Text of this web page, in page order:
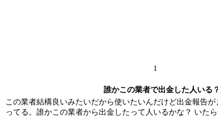
1
誰かこの業者で出金した人いる
この業者結構良いみたいだから使いたいんだけど出金報告
ってる。誰かこの業者から出金したって人いるかな？ いた